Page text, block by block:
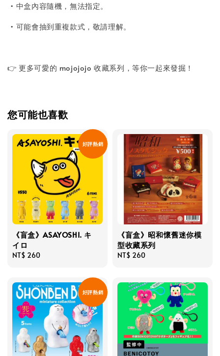
• 中盒內容隨機，無法指定。
• 可能會抽到重複款式，敬請理解。
👉 更多可愛的 mojojojo 收藏系列，等你一起來發掘！
您可能也喜歡
好評熱銷
《盲盒》ASAYOSHI. キ
イロ
Regular
NT$ 260
《盲盒》昭和懷舊迷你模
型收藏系列
Regular
NT$ 260
好評熱銷